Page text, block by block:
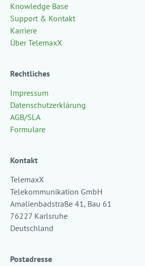
Knowledge Base
Support & Kontakt
Karriere
Über TelemaxX
Rechtliches
Impressum
Datenschutzerklärung
AGB/SLA
Formulare
Kontakt
TelemaxX
Telekommunikation GmbH
Amalienbadstraße 41, Bau 61
76227 Karlsruhe
Deutschland
Postadresse